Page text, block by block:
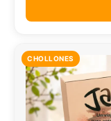
CHOLLONES